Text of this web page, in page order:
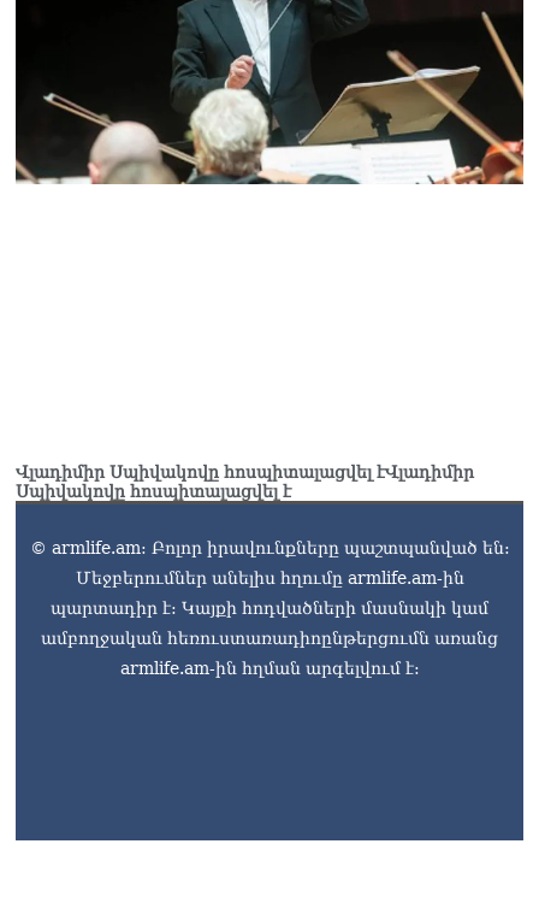
Վլադիմիր Սպիվակովը հոսպիտալացվել էՎլադիմիր
Սպիվակովը հոսպիտալացվել է
© armlife.am: Բոլոր իրավունքները պաշտպանված են:
Մեջբերումներ անելիս հղումը armlife.am-ին
պարտադիր է: Կայքի հոդվածների մասնակի կամ
ամբողջական հեռուստառադիոընթերցումն առանց
armlife.am-ին հղման արգելվում է: